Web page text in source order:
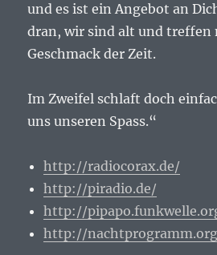
und es ist ein Angebot an
dran, wir sind alt und treffen
Geschmack der Zeit.
Im Zweifel schlaft doch
uns unseren Spass.“
http://radiocorax.de/
http://piradio.de/
http://
http://